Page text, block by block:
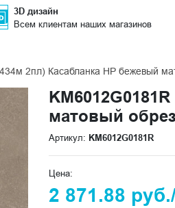
3D дизайн
Всем клиентам наших магазинов
2пл) Касабланка HP бежевый
матовый
Артикул: KM6012G0181R
Цена:
2 871.88